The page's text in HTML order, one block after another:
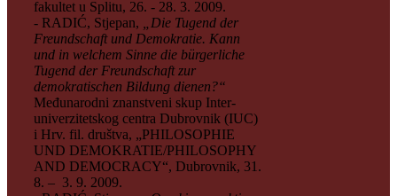
fakultet u Splitu, 26. - 28. 3. 2009.
- RADIĆ, Stjepan,
„Die Tugend der
Freundschaft und Demokratie. Kann
und in welchem Sinne die bürgerliche
Tugend der Freundschaft zur
demokratischen Bildung dienen?“
Međunarodni znanstveni skup Inter-
univerzitetskog centra Dubrovnik (IUC)
i Hrv. fil. društva, „PHILOSOPHIE
UND DEMOKRATIE/PHILOSOPHY
AND DEMOCRACY“, Dubrovnik, 31.
8. – 3. 9. 2009.